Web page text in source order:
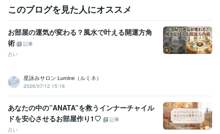
このブログを見た人にオススメ
お部屋の運気が変わる？風水で叶える開運方角
術
記事
占い
星詠みサロン Lumine（ルミネ）
2026/07/12 15:16
あなたの中の”ANATA”を救うインナーチャイル
ドを安心させるお部屋作り1♡
記事
占い